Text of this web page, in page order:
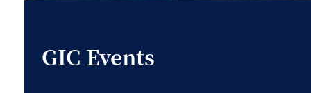
GIC Events